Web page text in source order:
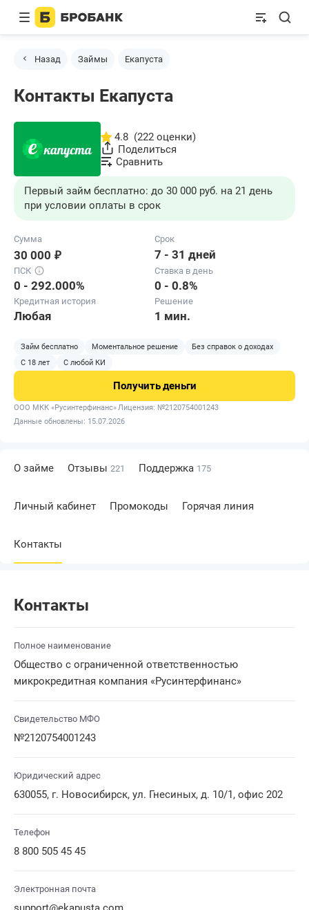
Назад Займы Екапуста
Контакты Екапуста
4.8 (222 оценки)
Поделиться
Сравнить
Первый займ бесплатно: до 30 000 руб. на 21 день
при условии оплаты в срок
Сумма
30 000 ₽
Срок
7 - 31 дней
ПСК
0 - 292.000%
Ставка в день
0 - 0.8%
Кредитная история
Любая
Решение
1 мин.
Займ бесплатно Моментальное решение
Без справок о доходах
С 18 лет
С любой КИ
Получитьденьги
ООО МКК «Русинтерфинанс»Лицензия: №2120754001243
Данные обновлены: 15.07.2026
О займе Отзывы 221 Поддержка 175
Личный кабинет Промокоды Горячая линия
Контакты
Контакты
Полное наименование
Общество с ограниченной ответственностью
микрокредитная компания «Русинтерфинанс»
Свидетельство МФО
№2120754001243
Юридический адрес
630055, г. Новосибирск, ул. Гнесиных, д. 10/1, офис 202
Телефон
8 800 505 45 45
Электронная почта